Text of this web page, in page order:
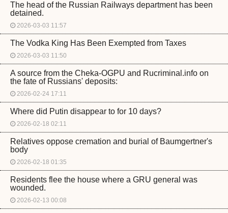
The head of the Russian Railways department has been
detained.
2026-03-03 11:57
The Vodka King Has Been Exempted from Taxes
2026-03-03 11:50
A source from the Cheka-OGPU and Rucriminal.info on
the fate of Russians' deposits:
2026-02-24 17:11
Where did Putin disappear to for 10 days?
2026-02-18 02:11
Relatives oppose cremation and burial of Baumgertner's
body
2026-02-18 01:35
Residents flee the house where a GRU general was
wounded.
2026-02-13 00:08